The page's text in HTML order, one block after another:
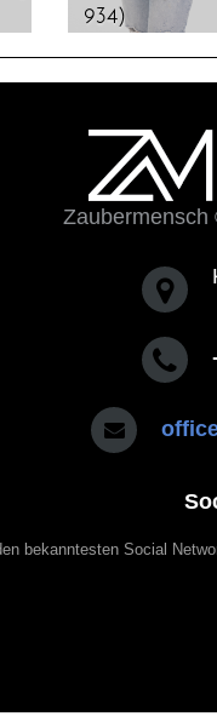
934)
bekanntesten Social